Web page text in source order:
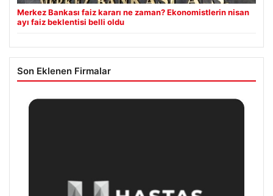
Merkez Bankası faiz kararı ne zaman? Ekonomistlerin nisan
ayı faiz beklentisi belli oldu
Son Eklenen Firmalar